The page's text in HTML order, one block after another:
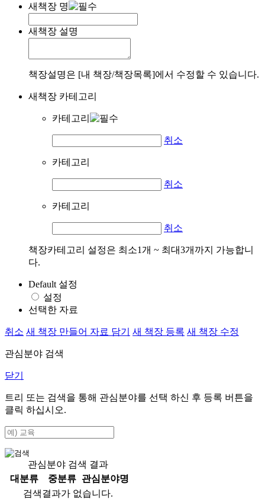
새책장 명
새책장 설명
책장설명은 [내 책장/책장목록]에서 수정할 수 있습니다.
새책장 카테고리
카테고리
취소
카테고리
취소
카테고리
취소
책장카테고리 설정은 최소1개 ~ 최대3개까지 가능합니
다.
Default 설정
설정
선택한 자료
취소 새 책장 만들어 자료 담기 새 책장 등록 새 책장 수정
관심분야 검색
닫기
트리 또는 검색을 통해 관심분야를 선택 하신 후 등록 버튼을
클릭 하십시오.
관심분야 검색 결과
대분류
중분류
관심분야명
검색결과가 없습니다.